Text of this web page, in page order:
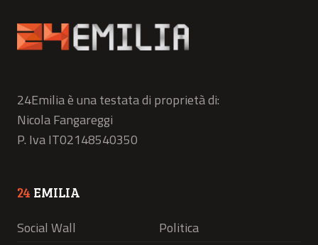
24Emilia è una testata di proprietà di:
Nicola Fangareggi
P. Iva IT02148540350
24 EMILIA
Social Wall
Politica